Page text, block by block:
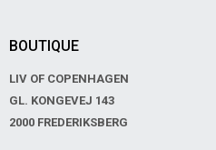
BOUTIQUE
LIV OF COPENHAGEN
GL. KONGEVEJ 143
2000 FREDERIKSBERG